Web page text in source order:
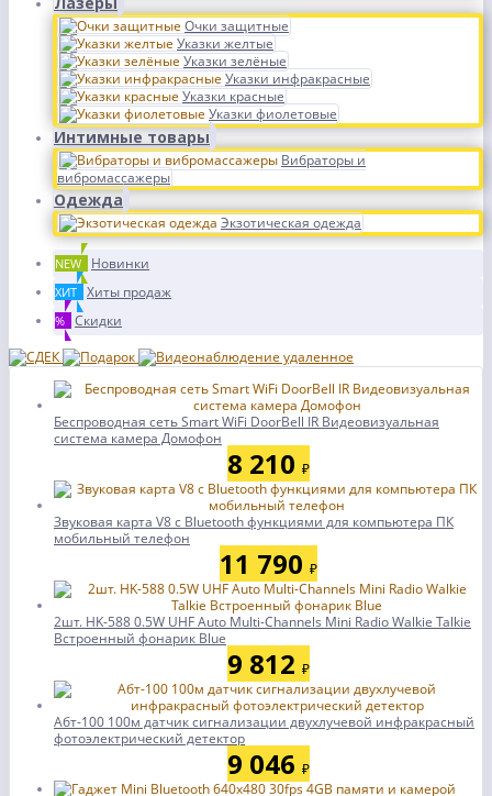
Очки защитные
Указки желтые
Указки зелёные
Указки инфракрасные
Указки красные
Указки фиолетовые
Интимные товары
Вибраторы и
вибромассажеры
Одежда
Экзотическая одежда
NEW Новинки
ХИТ Хиты продаж
% Скидки
Беспроводная сеть Smart WiFi DoorBell IR Видеовизуальная
система камера Домофон
8 210 ₽
Звуковая карта V8 с Bluetooth функциями для компьютера ПК
мобильный телефон
11 790 ₽
2шт. HK-588 0.5W UHF Auto Multi-Channels Mini Radio Walkie Talkie
Встроенный фонарик Blue
9 812 ₽
Абт-100 100м датчик сигнализации двухлучевой инфракрасный
фотоэлектрический детектор
9 046 ₽